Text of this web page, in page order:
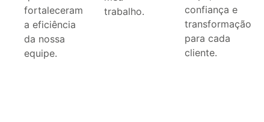
fortaleceram
a eficiência
da nossa
equipe.
trabalho.
confiança e
transformação
para cada
cliente.